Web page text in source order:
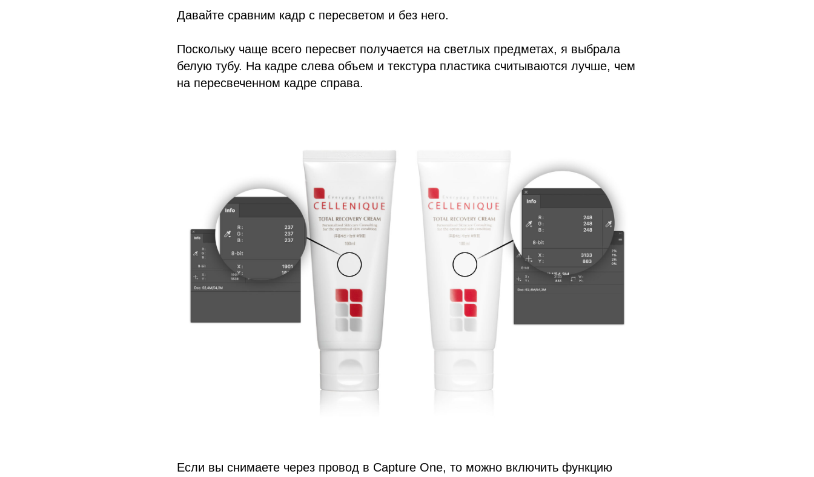
Давайте сравним кадр с пересветом и без него.
Поскольку чаще всего пересвет получается на светлых предметах, я выбрала
белую тубу. На кадре слева объем и текстура пластика считываются лучше, чем
на пересвеченном кадре справа.
Если вы снимаете через провод в Capture One, то можно включить функцию